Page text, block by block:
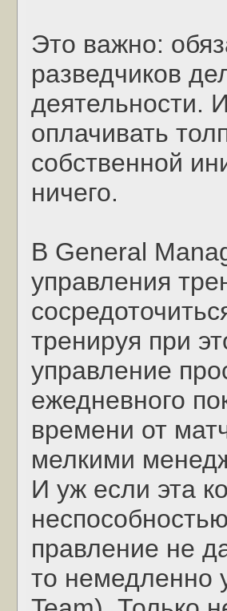
Это важно:
разведчиков
деятельности.
оплачивать
собственной
ничего.
В General
управления
тренируя при
управление
ежедневного
времени от
мелкими
И уж если эта
правление не
то немедленно